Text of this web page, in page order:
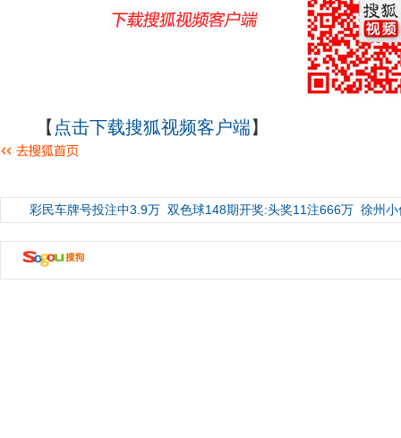
【 点击下载搜狐视频客户端】
彩民车牌号投注中3.9万 双色球148期开奖:头奖11注666万 徐州